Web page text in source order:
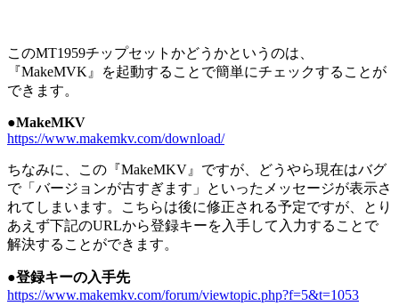
このMT1959チップセットかどうかというのは、
『MakeMVK』を起動することで簡単にチェックすることが
できます。
●MakeMKV
https://www.makemkv.com/download/
ちなみに、この『MakeMKV』ですが、どうやら現在はバグ
で「バージョンが古すぎます」といったメッセージが表示さ
れてしまいます。こちらは後に修正される予定ですが、とり
あえず下記のURLから登録キーを入手して入力することで
解決することができます。
●登録キーの入手先
https://www.makemkv.com/forum/viewtopic.php?f=5&t=1053